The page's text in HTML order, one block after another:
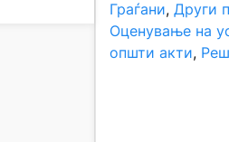
Граѓани, Други
Оценување на
општи акти,